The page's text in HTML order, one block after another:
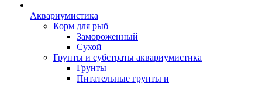
Аквариумистика
Корм для рыб
Замороженный
Сухой
Грунты и субстраты аквариумистика
Грунты
Питательные грунты и